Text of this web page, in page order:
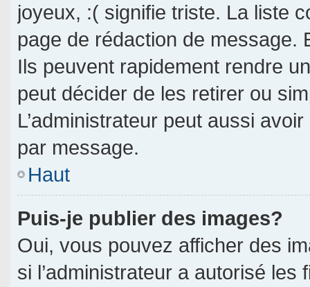
joyeux, :( signifie triste. La liste
page de rédaction de message.
Ils peuvent rapidement rendre
peut décider de les retirer ou
L’administrateur peut aussi
par message.
Haut
Puis-je publier des images?
Oui, vous pouvez afficher des
si l’administrateur a autorisé